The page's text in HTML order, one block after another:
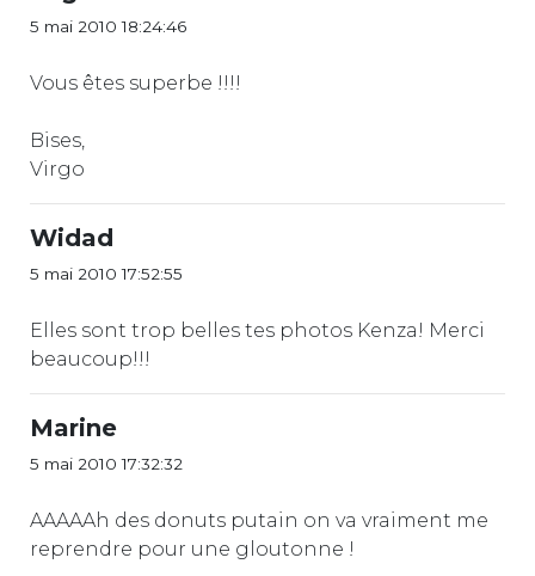
5 mai 2010 18:24:46
Vous êtes superbe !!!!
Bises,
Virgo
Widad
5 mai 2010 17:52:55
Elles sont trop belles tes photos Kenza! Merci
beaucoup!!!
Marine
5 mai 2010 17:32:32
AAAAAh des donuts putain on va vraiment me
reprendre pour une gloutonne !